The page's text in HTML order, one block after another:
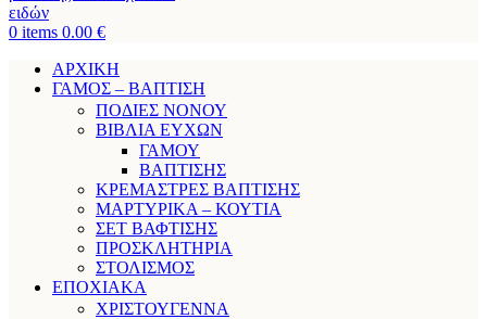
0 items 0.00 €
ΑΡΧΙΚΗ
ΓΑΜΟΣ – ΒΑΠΤΙΣΗ
ΠΟΔΙΕΣ ΝΟΝΟΥ
ΒΙΒΛΙΑ ΕΥΧΩΝ
ΓΑΜΟΥ
ΒΑΠΤΙΣΗΣ
ΚΡΕΜΑΣΤΡΕΣ ΒΑΠΤΙΣΗΣ
ΜΑΡΤΥΡΙΚΑ – ΚΟΥΤΙΑ
ΣΕΤ ΒΑΦΤΙΣΗΣ
ΠΡΟΣΚΛΗΤΗΡΙΑ
ΣΤΟΛΙΣΜΟΣ
ΕΠΟΧΙΑΚΑ
ΧΡΙΣΤΟΥΓΕΝΝΑ